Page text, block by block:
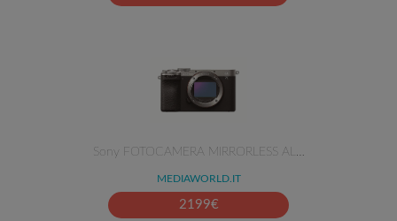
Sony FOTOCAMERA MIRRORLESS AL…
MEDIAWORLD.IT
2199€